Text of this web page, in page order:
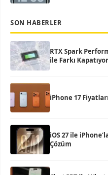
SON HABERLER
RTX Spark
ile Farkı Kapatıyor
iPhone 17
iOS 27 ile
Çözüm